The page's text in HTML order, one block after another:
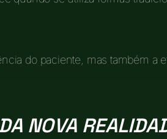
do paciente, mas também a
NOVA